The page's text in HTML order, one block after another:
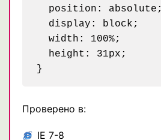
  position: absolute;
  display: block;
  width: 100%;
  height: 31px;
Проверено в:
IE 7-8